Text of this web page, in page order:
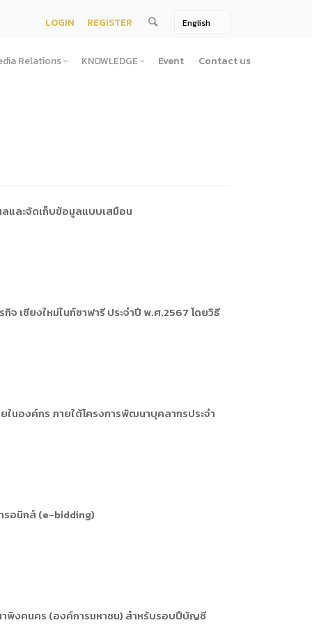
LOGIN REGISTER
ารณะ
Relations
Photo
KNOWLEDGE Event Contact us
ลและจัดเก็บข้อมูลแบบเสมือน
เชียงใหม่ไนท์ซาฟารี ประจำปี พ.ศ.2567 โดยวิธี
ในองค์กร ภายใต้โครงการพัฒนาบุคลากรประจำ
ทรอนิกส์ (e-bidding)
พิงคนคร (องค์การมหาชน) สำหรับรอบปีบัญชี